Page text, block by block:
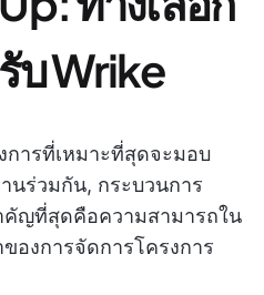
Wrike
การที่เหมาะที่สุดจะมอบ
นร่วมกัน, กระบวนการ
คัญที่สุดคือความสามารถใน
องการจัดการโครงการ